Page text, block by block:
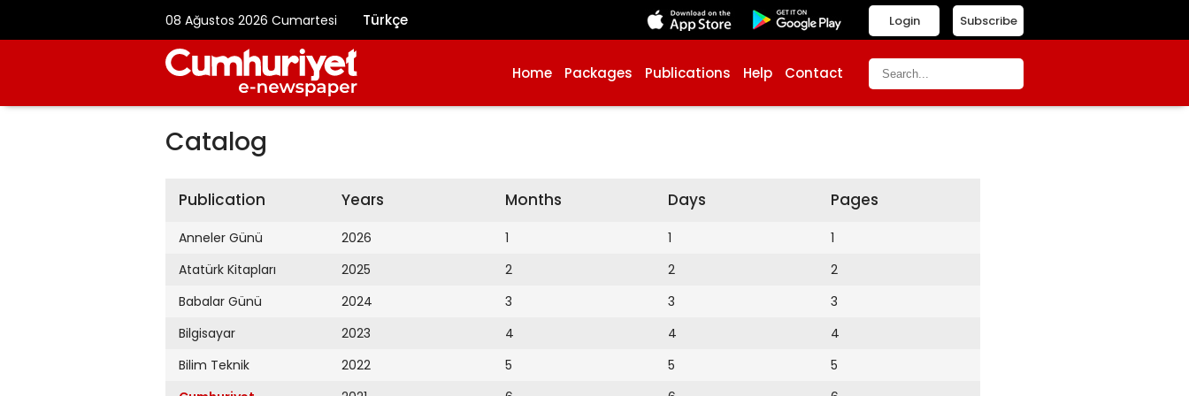
08 Ağustos 2026 Cumartesi Türkçe Subscribe
Login
Home Packages Publications Help Contact
Catalog
Publication
Anneler Günü
Atatürk Kitapları
Babalar Günü
Bilgisayar
Bilim Teknik
Years
2026
2025
2024
2023
2022
Months
1
2
3
4
5
Days
1
2
3
4
5
Pages
1
2
3
4
5